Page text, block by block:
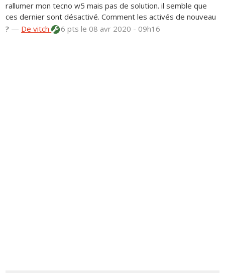
rallumer mon tecno w5 mais pas de solution. il semble que
ces dernier sont désactivé. Comment les activés de nouveau
? — De vitch 6 ptsle 08 avr 2020 - 09h16